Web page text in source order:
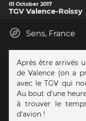
01 October 2017
TGV Valence-Roissy
Sens, France
Après être arrivés
de Valence (on a
avec le TGV qui
Au bout d'une
à trouver le
d'avion !